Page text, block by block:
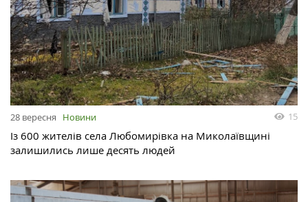
28 вересня Новини 15
Із 600 жителів села Любомирівка на Миколаївщині
залишились лише десять людей